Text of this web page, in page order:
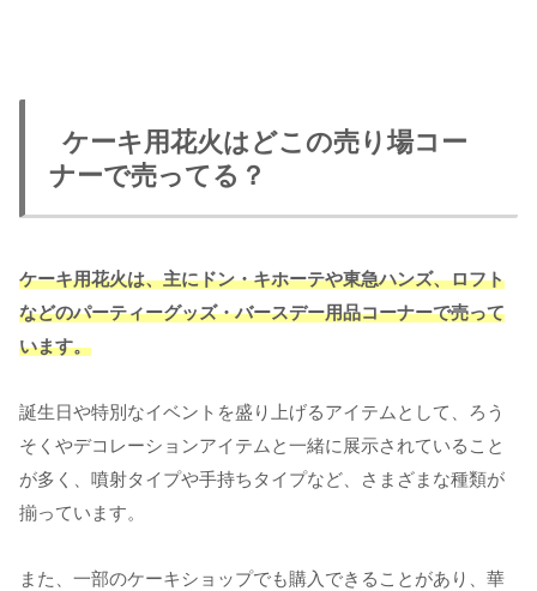
ケーキ用花火はどこの売り場コー
ナーで売ってる？
ケーキ用花火は、主にドン・キホーテや東急ハンズ、ロフト
などのパーティーグッズ・バースデー用品コーナーで売って
います。
誕生日や特別なイベントを盛り上げるアイテムとして、ろう
そくやデコレーションアイテムと一緒に展示されていること
が多く、噴射タイプや手持ちタイプなど、さまざまな種類が
揃っています。
また、一部のケーキショップでも購入できることがあり、華